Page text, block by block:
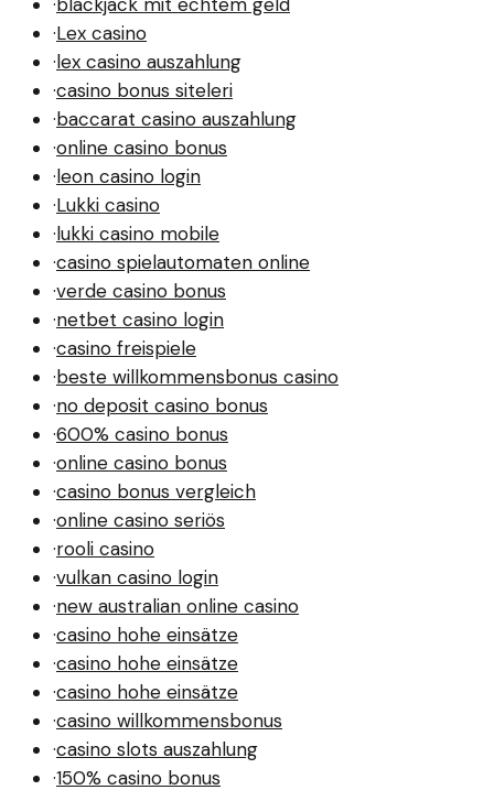
·Lex casino
·lex casino auszahlung
·casino bonus siteleri
·baccarat casino auszahlung
·online casino bonus
·leon casino login
·Lukki casino
·lukki casino mobile
·casino spielautomaten online
·verde casino bonus
·netbet casino login
·casino freispiele
·beste willkommensbonus casino
·no deposit casino bonus
·600% casino bonus
·online casino bonus
·casino bonus vergleich
·online casino seriös
·rooli casino
·vulkan casino login
·new australian online casino
·casino hohe einsätze
·casino hohe einsätze
·casino hohe einsätze
·casino willkommensbonus
·casino slots auszahlung
·150% casino bonus